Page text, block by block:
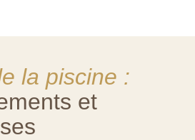
la piscine :
et